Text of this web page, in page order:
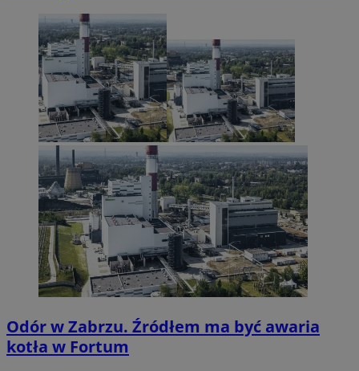
Odór w Zabrzu. Źródłem ma być awaria
kotła w Fortum